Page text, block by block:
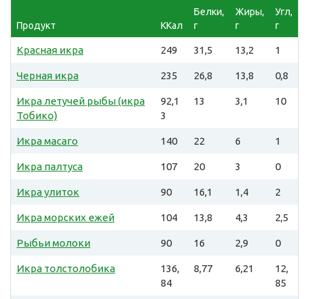
Продукт ККал
Белки,
г
Жиры,
г
Угл,
г
Красная икра 249 31,5 13,2 1
Черная икра 235 26,8 13,8 0,8
Икра летучей рыбы (икра
Тобико)
92,1
3
13 3,1 10
Икра масаго 140 22 6 1
Икра палтуса 107 20 3 0
Икра улиток 90 16,1 1,4 2
Икра морских ежей 104 13,8 4,3 2,5
Рыбьи молоки 90 16 2,9 0
Икра толстолобика
136,
84
8,77 6,21
12,
85